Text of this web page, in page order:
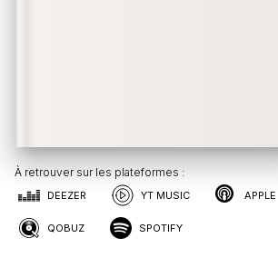
À retrouver sur les plateformes :
DEEZER YT MUSIC APPLE
QOBUZ SPOTIFY